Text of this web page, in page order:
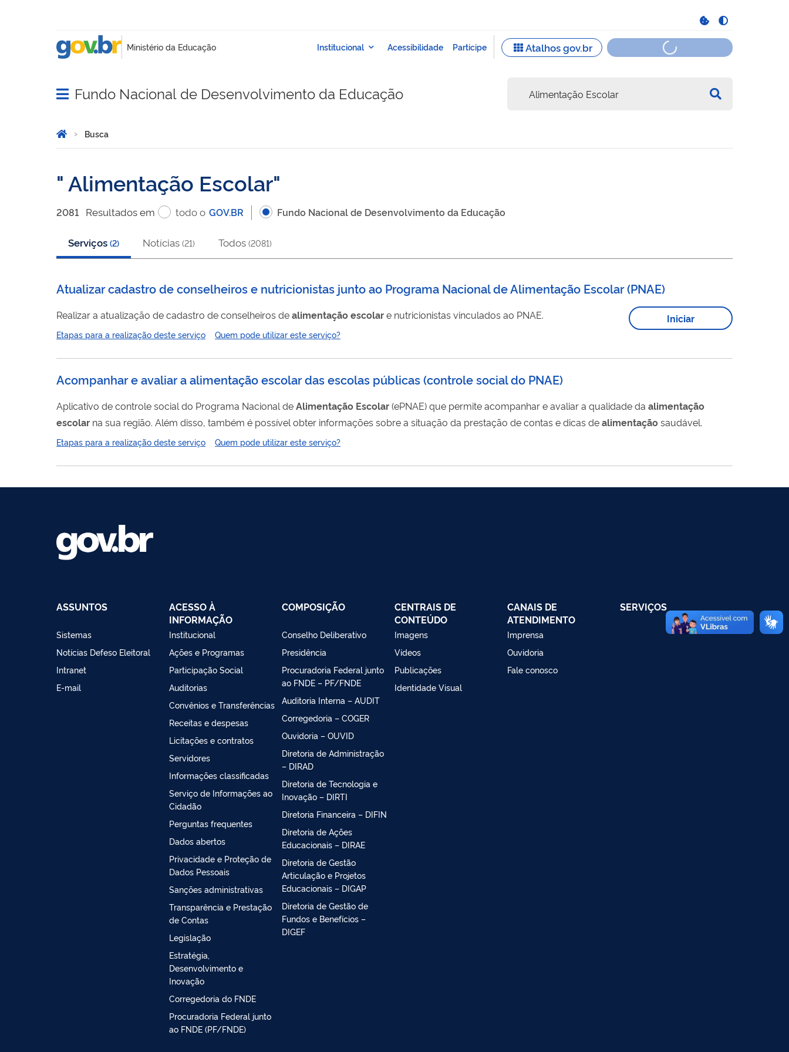
Abrir menu principal de navegação
Fundo Nacional de Desenvolvimento da Educação
Você está aqui:
Página Inicial
Busca
Alimentação Escolar
2081 Resultadosem todo o GOV.BR Fundo Nacional de Desenvolvimento da Educação
Serviços (2) Notícias (21) Todos (2081)
Atualizar cadastro de conselheiros e nutricionistas junto ao Programa Nacional de Alimentação Escolar (PNAE)
Realizar a atualização de cadastro de conselheiros dealimentaçãoescolare nutricionistas vinculados ao PNAE.
Etapas para a realização deste serviço Quem pode utilizar este serviço?
Iniciar
Acompanhar e avaliar a alimentação escolar das escolas públicas (controle social do PNAE)
Aplicativo de controle social do Programa Nacional deAlimentação Escolar(ePNAE) que permite acompanhar e avaliar a qualidade da alimentação
escolar na sua região. Além disso, também é possível obter informações sobre a situação da prestação de contas e dicas dealimentaçãosaudável.
Etapas para a realização deste serviço Quem pode utilizar este serviço?
ASSUNTOS
Sistemas
Notícias Defeso Eleitoral
Intranet
E-mail
ACESSO À
INFORMAÇÃO
Institucional
Ações e Programas
Participação Social
Auditorias
Convênios e Transferências
Receitas e despesas
Licitações e contratos
Servidores
Informações classificadas
Serviço de Informações ao
Cidadão
Perguntas frequentes
Dados abertos
Privacidade e Proteção de
Dados Pessoais
Sanções administrativas
Transparência e Prestação
de Contas
Legislação
Estratégia,
Desenvolvimento e
Inovação
Corregedoria do FNDE
Procuradoria Federal junto
ao FNDE (PF/FNDE)
COMPOSIÇÃO
Conselho Deliberativo
Presidência
Procuradoria Federal junto
ao FNDE – PF/FNDE
Auditoria Interna – AUDIT
Corregedoria – COGER
Ouvidoria – OUVID
Diretoria de Administração
– DIRAD
Diretoria de Tecnologia e
Inovação – DIRTI
Diretoria Financeira – DIFIN
Diretoria de Ações
Educacionais – DIRAE
Diretoria de Gestão
Articulação e Projetos
Educacionais – DIGAP
Diretoria de Gestão de
Fundos e Benefícios –
DIGEF
CENTRAIS DE
CONTEÚDO
Imagens
Vídeos
Publicações
Identidade Visual
CANAIS DE
ATENDIMENTO
Imprensa
Ouvidoria
Fale conosco
SERVIÇOS